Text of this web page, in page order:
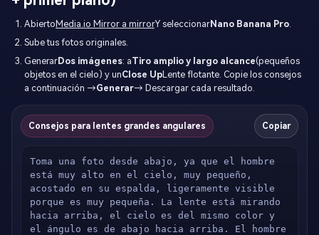
Abierto Media.io Mirror a mirrorY seleccionarNano Banana Pro.
Sube tus fotos originales.
GenerarDos imágenes: aTiro amplio y largo alcance(pequeños
objetos en el cielo) y unClose UpLente flotante. Copie los consejos
a continuación →Generar→ Descargar cada resultado.
Consejos para lentes grandes angulares Copiar
Toma una foto desde abajo, ya que el hombre
está muy alto en el cielo, muy pequeño,
acostado en su espalda, ligeramente visible
porque es muy pequeña. La lente está mirando
hacia arriba, el cielo es del mismo color y
el ángulo es de abajo hacia arriba. El hombre